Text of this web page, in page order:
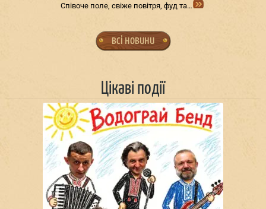
Співоче поле, свіже повітря, фуд та…
всі новини
Цікаві події